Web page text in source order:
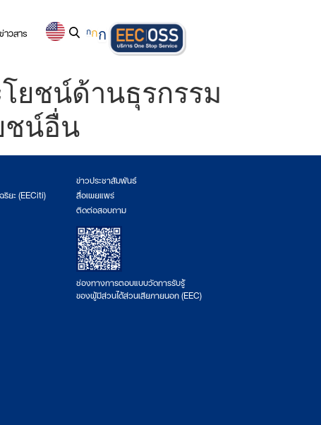
วสาร กกก
ยชน์ด้านธุรกรรม
ชน์อื่น
ยะ (EECiti)
ข่าวประชาสัมพันธ์
สื่อเผยแพร่
ติดต่อสอบถาม
ช่องทางการตอบแบบวัดการรับรู้
ของผู้มีส่วนได้ส่วนเสียภายนอก (EEC)